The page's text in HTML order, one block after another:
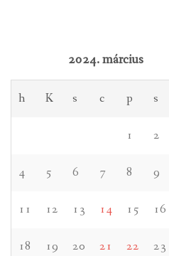
2024. március
h K s c p s
1 2
4 5 6 7 8 9
11 12 13 14 15 16
18 19 20 21 22 23